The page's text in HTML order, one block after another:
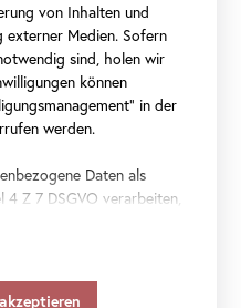
Kunst im
von Inhalten und
externer Medien. Sofern
sind, holen wir
können
in der
werden.
Daten als
Z 7 DSGVO verarbeiten,
Weitergabe an den
eines